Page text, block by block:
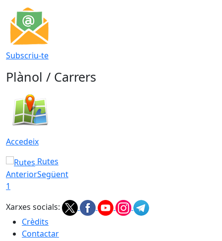
Subscriu-te
Plànol / Carrers
Accedeix
Rutes
AnteriorSegüent
1
Xarxes socials:
Crèdits
Contactar